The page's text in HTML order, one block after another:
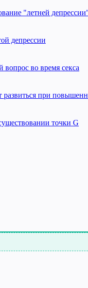
"летней
депрессии
во время секса
развиться при
точки G